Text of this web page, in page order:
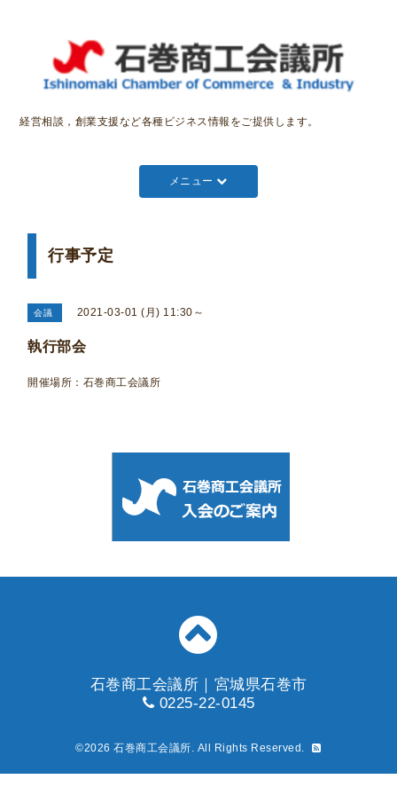
経営相談，創業支援など各種ビジネス情報をご提供します。
メニュー
行事予定
会議 2021-03-01 (月) 11:30～
執行部会
開催場所：石巻商工会議所
石巻商工会議所｜宮城県石巻市
0225-22-0145
©2026石巻商工会議所. All Rights Reserved.